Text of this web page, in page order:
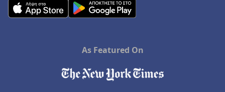
As Featured On